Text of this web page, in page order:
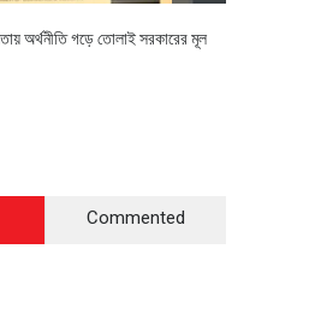
অর্থনীতি গড়ে তোলাই সরকারের মূল
Commented